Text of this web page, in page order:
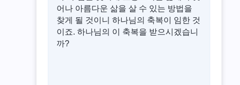
어나 아름다운 삶을 살 수 있는 방법을
찾게 될 것이니 하나님의 축복이 임한 것
이죠. 하나님의 이 축복을 받으시겠습니
까?